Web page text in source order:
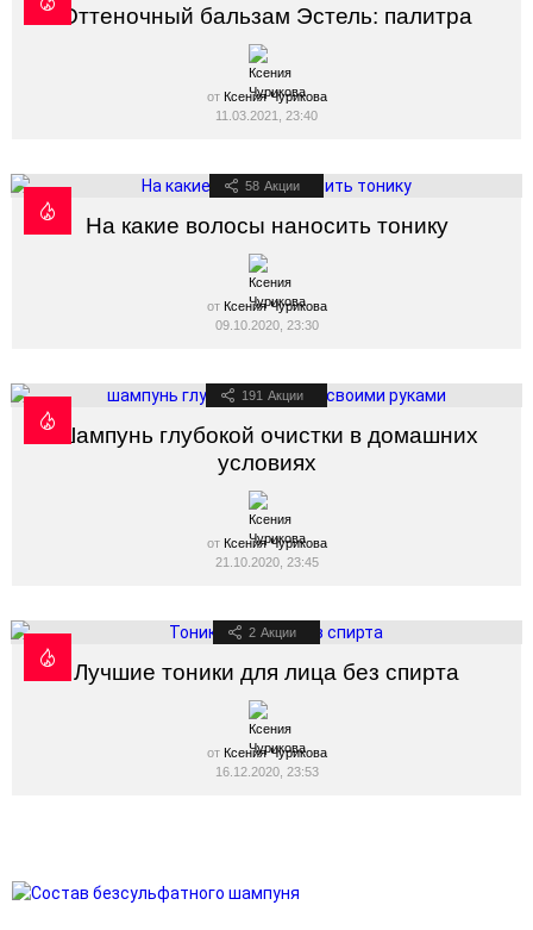
Оттеночный бальзам Эстель: палитра
от Ксения Чурикова
11.03.2021, 23:40
58 Акции
На какие волосы наносить тонику
от Ксения Чурикова
09.10.2020, 23:30
191 Акции
Шампунь глубокой очистки в домашних
условиях
от Ксения Чурикова
21.10.2020, 23:45
2 Акции
Лучшие тоники для лица без спирта
от Ксения Чурикова
16.12.2020, 23:53